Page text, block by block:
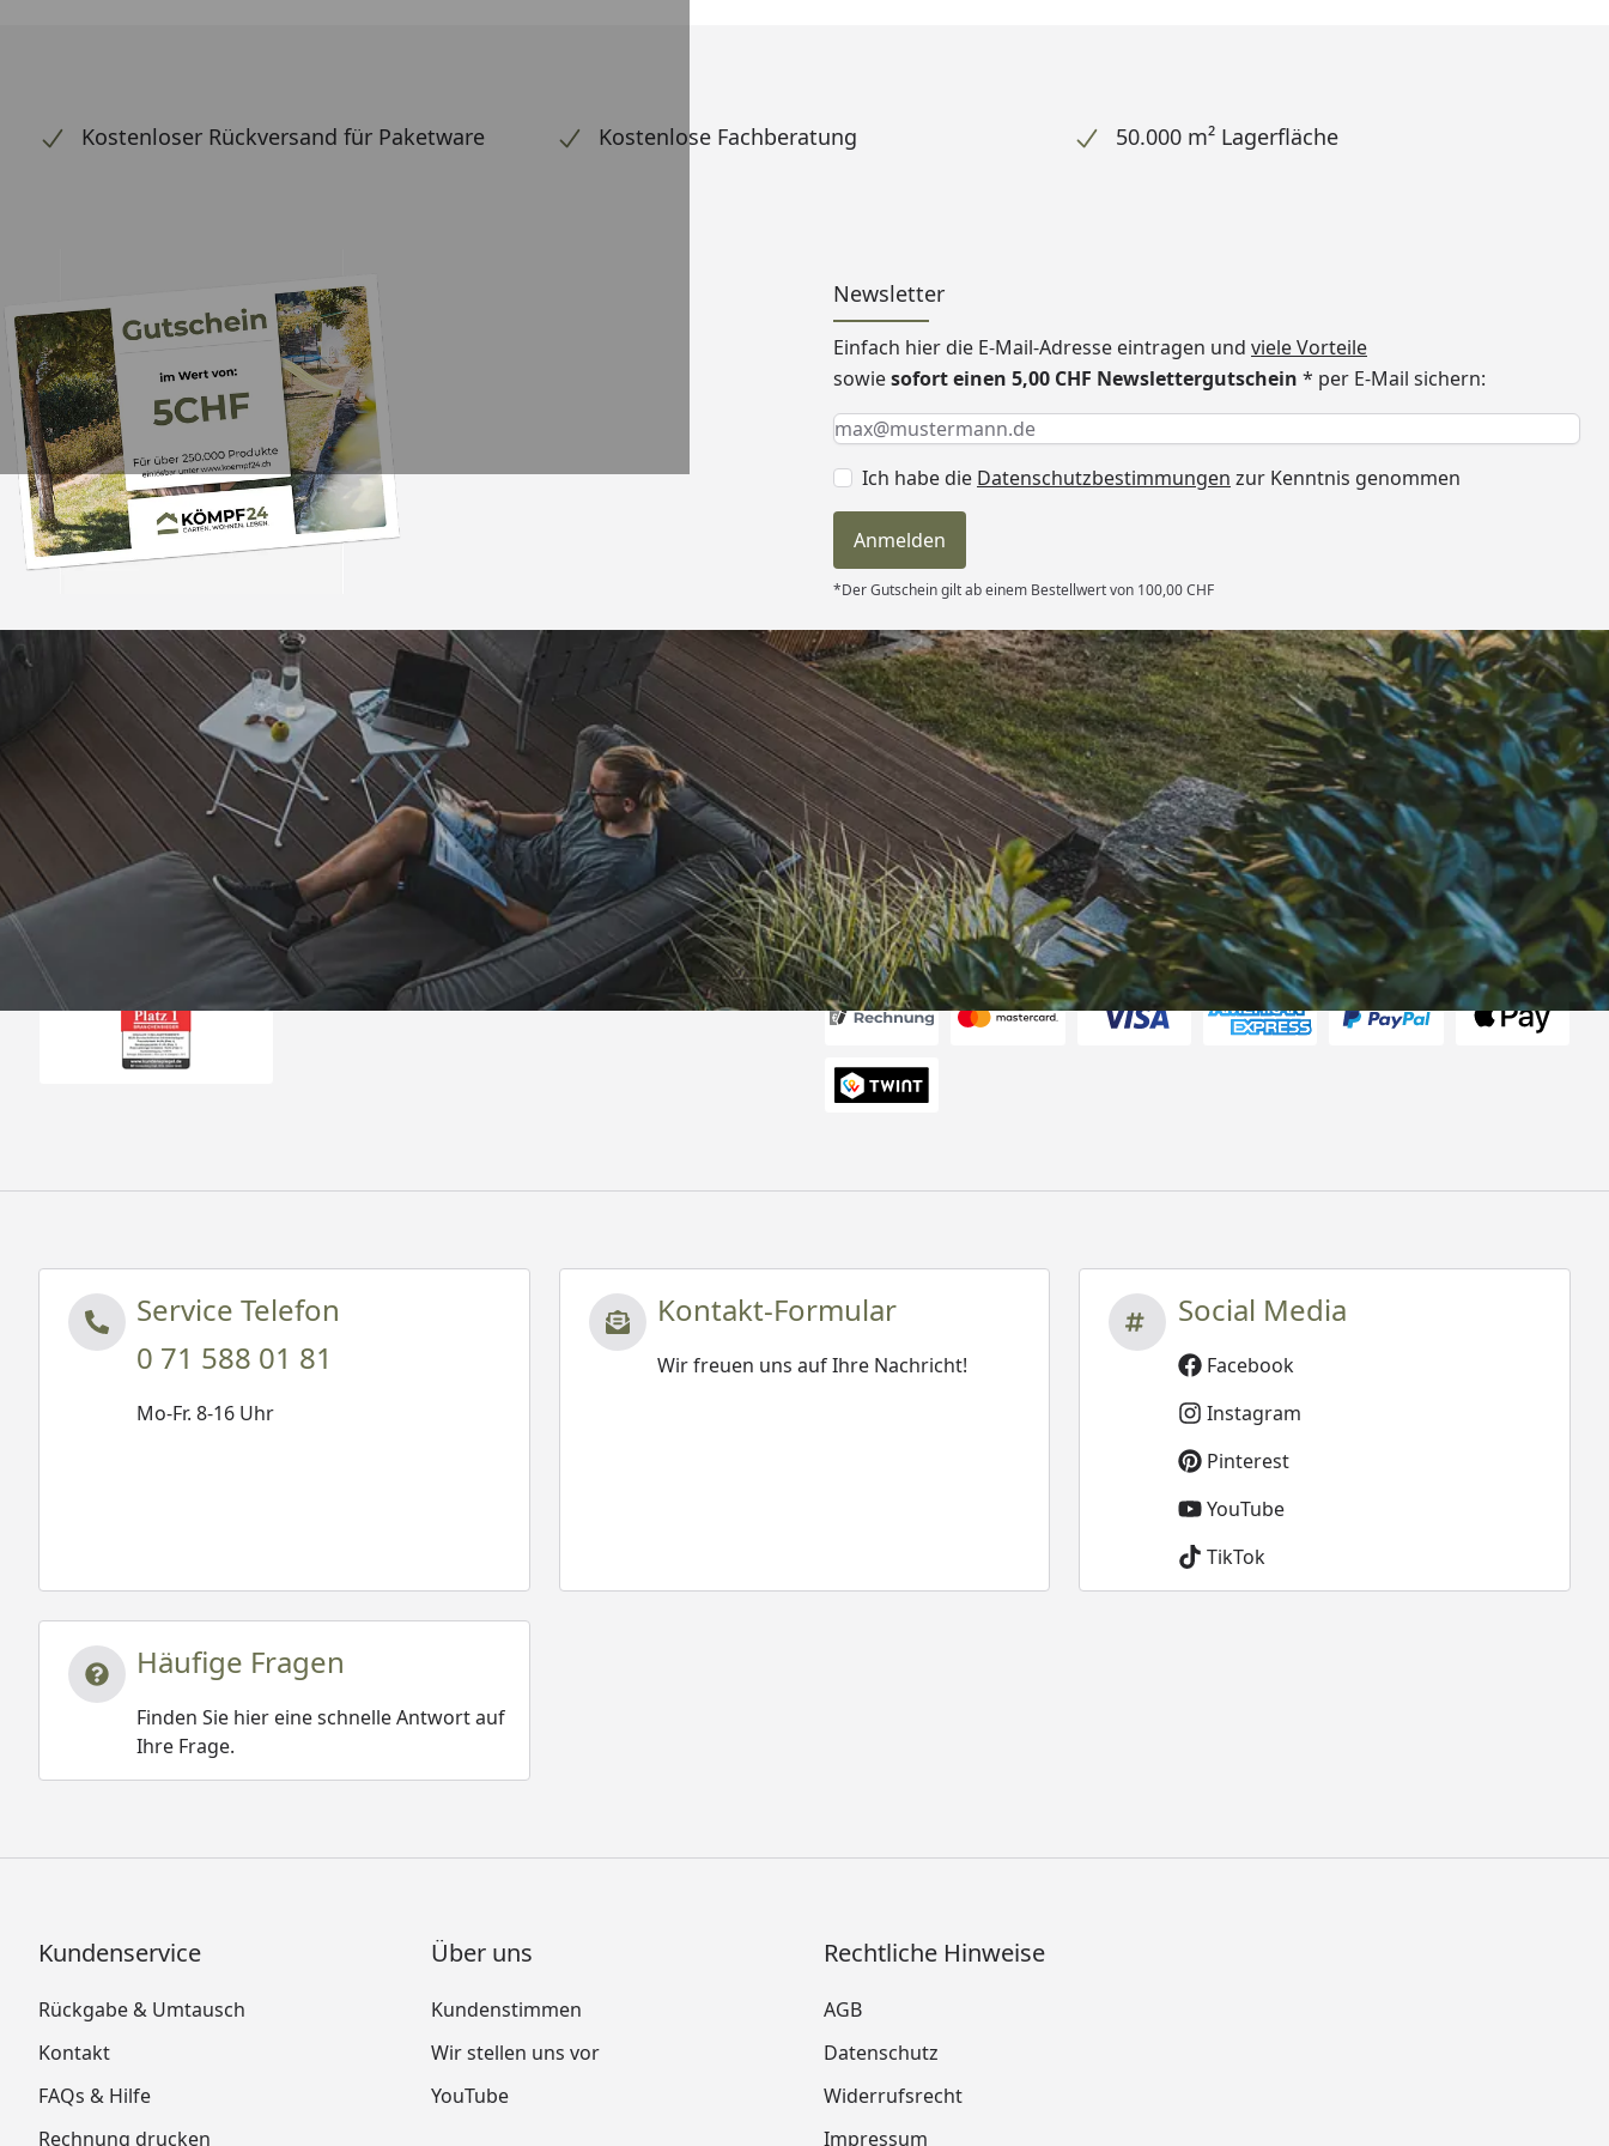
Kostenloser Rückversand für Paketware Kostenlose Fachberatung 50.000 m² Lagerfläche
Newsletter
Einfach hier die E-Mail-Adresse eintragen und viele Vorteile
sowiesofort einen 5,00 CHF Newslettergutschein * per E-Mail sichern:
Keine Eingabe erforderlich
Eingabe erforderlich
E-Mail *
Ich habe die Datenschutzbestimmungen zur Kenntnis genommen
Anmelden
*Der Gutschein gilt ab einem Bestellwert von 100,00 CHF
Trusted Shops
4,81/ 5
25.957 Bewertungen
„- Retouren Bearbeitung wurde
umgehend erledigt“
04.08.2026
Versand
Auszeichnungen Akzeptierte Zahlungsarten
Service Telefon
0 71 588 01 81
Mo-Fr. 8-16 Uhr
Kontakt-Formular
Wir freuen uns auf Ihre Nachricht!
Social Media
Facebook
Instagram
Pinterest
YouTube
TikTok
Häufige Fragen
Finden Sie hier eine schnelle Antwort auf
Ihre Frage.
Kundenservice
Rückgabe & Umtausch
Kontakt
FAQs & Hilfe
Rechnung drucken
Über uns
Kundenstimmen
Wir stellen uns vor
YouTube
Rechtliche Hinweise
AGB
Datenschutz
Widerrufsrecht
Impressum